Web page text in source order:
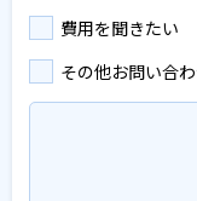
費用を聞きたい
その他お問い合